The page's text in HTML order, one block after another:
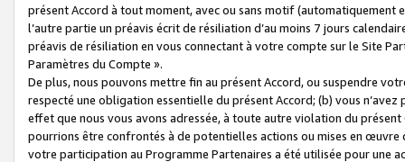
présent Accord à tout moment, avec ou sans motif (automatiquement
l’autre partie un préavis écrit de résiliation d’au moins 7 jours
préavis de résiliation en vous connectant à votre compte sur le Site
Paramètres du Compte ».
De plus, nous pouvons mettre fin au présent Accord, ou suspendre
respecté une obligation essentielle du présent Accord; (b) vous
effet que nous vous avons adressée, à toute autre violation du
pourrions être confrontés à de potentielles actions ou mises en
votre participation au Programme Partenaires a été utilisée pour une